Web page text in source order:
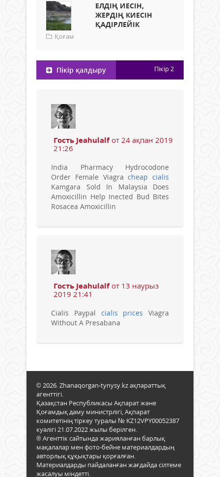
ЕЛДІҢ ИЕСІН,
ЖЕРДІҢ КИЕСІН
ҚАДІРЛЕЙІК
Қоғам
Пікір қалдыру Пікір2
Гость Jeahulalfот 24 ақпан 2019
21:26
India Pharmacy Hydrocodone
Order Female Viagracheap cialis
Kamgara Sold In Malaysia Does
Amoxicillin Help Inected Bud Bites
Rosacea Amoxicillin
Гость Jeahulalfот 13 наурыз
2019 21:41
Cialis Paypal cialis prices Viagra
Without A Presabana
© 2026. Zhanaqorgan-tynysy.kz ақпараттық
агенттігі.
Қазақстан Республикасы Ақпарат және
Қоғамдық даму министрлігі, Ақпарат
комитетінің тіркеу туралы № KZ12VPY00052387
куәлігі 21.07.2022 жылы берілген.
® Агенттік сайтында жарияланған барлық
мақалалар мен фото-бейне материалдардың
авторлық құқықтары қорғалған.
Материалдарды пайдаланған жағдайда сілтеме
жасалуы міндетті.